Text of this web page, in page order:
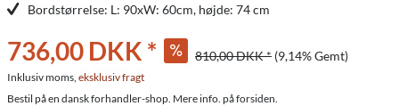
Bordstørrelse: L: 90xW: 60cm, højde: 74 cm
736,00 DKK * 810,00 DKK * (9,14% Gemt)
Inklusiv moms, eksklusiv fragt
Bestil på en dansk forhandler-shop. Mere info. på forsiden.